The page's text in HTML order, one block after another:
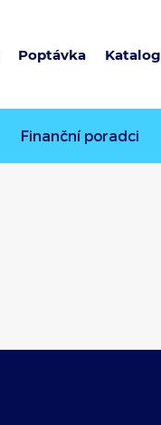
Poptávka Katalog
Finanční poradci